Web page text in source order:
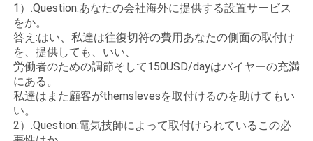
1）.Question:あなたの会社海外に提供する設置サービス
をか。
答え:はい、私達は往復切符の費用あなたの側面の取付け
を、提供しても、いい、
労働者のための調節そして150USD/dayはバイヤーの充満
にある。
私達はまた顧客がthemslevesを取付けるのを助けてもい
い。
2）.Question:電気技師によって取付けられているこの必